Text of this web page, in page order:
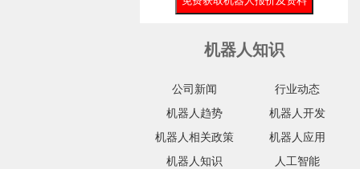
机器人知识
公司新闻
行业动态
机器人趋势
机器人开发
机器人相关政策
机器人应用
机器人知识
人工智能